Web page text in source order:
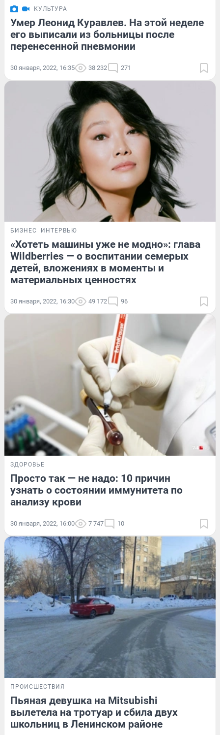
КУЛЬТУРА
Умер Леонид Куравлев. На этой неделе
его выписали из больницы после
перенесенной пневмонии
30 января, 2022, 16:35 38 232 271
БИЗНЕС ИНТЕРВЬЮ
«Хотеть машины уже не модно»: глава
Wildberries — о воспитании семерых
детей, вложениях в моменты и
материальных ценностях
30 января, 2022, 16:30 49 172 96
ЗДОРОВЬЕ
Просто так — не надо: 10 причин
узнать о состоянии иммунитета по
анализу крови
30 января, 2022, 16:00 7 747 10
ПРОИСШЕСТВИЯ
Пьяная девушка на Mitsubishi
вылетела на тротуар и сбила двух
школьниц в Ленинском районе